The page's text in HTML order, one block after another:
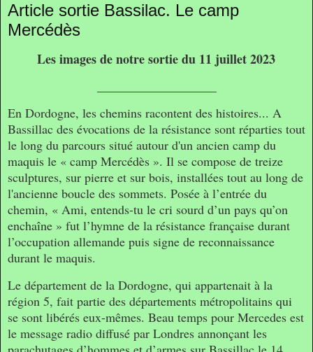
Article sortie Bassilac. Le camp
Mercédès
Les images de notre sortie du 11 juillet 2023
En Dordogne, les chemins racontent des histoires... A
Bassillac des évocations de la résistance sont réparties tout
le long du parcours situé autour d'un ancien camp du
maquis le « camp Mercédès ». Il se compose de treize
sculptures, sur pierre et sur bois, installées tout au long de
l'ancienne boucle des sommets. Posée à l’entrée du
chemin, « Ami, entends-tu le cri sourd d’un pays qu’on
enchaîne » fut l’hymne de la résistance française durant
l’occupation allemande puis signe de reconnaissance
durant le maquis.
Le département de la Dordogne, qui appartenait à la
région 5, fait partie des départements métropolitains qui
se sont libérés eux-mêmes. Beau temps pour Mercedes est
le message radio diffusé par Londres annonçant les